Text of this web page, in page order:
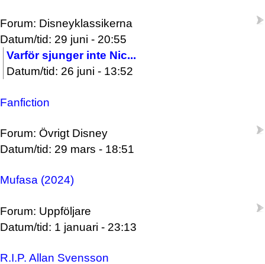
Forum: Disneyklassikerna
Datum/tid: 29 juni - 20:55
Varför sjunger inte Nic...
Datum/tid: 26 juni - 13:52
Fanfiction
Forum: Övrigt Disney
Datum/tid: 29 mars - 18:51
Mufasa (2024)
Forum: Uppföljare
Datum/tid: 1 januari - 23:13
R.I.P. Allan Svensson